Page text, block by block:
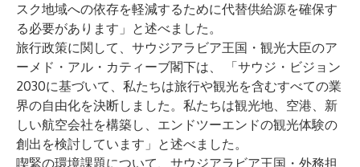
スク地域への依存を軽減するために代替供給源を確保す
る必要があります」と述べました。
旅行政策に関して、サウジアラビア王国・観光大臣のア
ーメド・アル・カティーブ閣下は、 「サウジ・ビジョン
2030に基づいて、私たちは旅行や観光を含むすべての業
界の自由化を決断しました。私たちは観光地、空港、新
しい航空会社を構築し、エンドツーエンドの観光体験の
創出を検討しています」と述べました。
喫緊の環境課題について、サウジアラビア王国・外務担